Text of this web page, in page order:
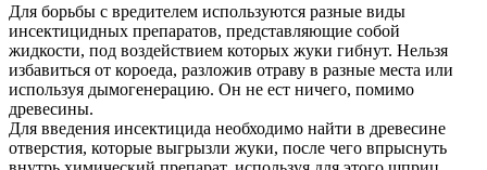
Для борьбы с вредителем используются разные виды
инсектицидных препаратов, представляющие собой
жидкости, под воздействием которых жуки гибнут. Нельзя
избавиться от короеда, разложив отраву в разные места или
используя дымогенерацию. Он не ест ничего, помимо
древесины.
Для введения инсектицида необходимо найти в древесине
отверстия, которые выгрызли жуки, после чего впрыснуть